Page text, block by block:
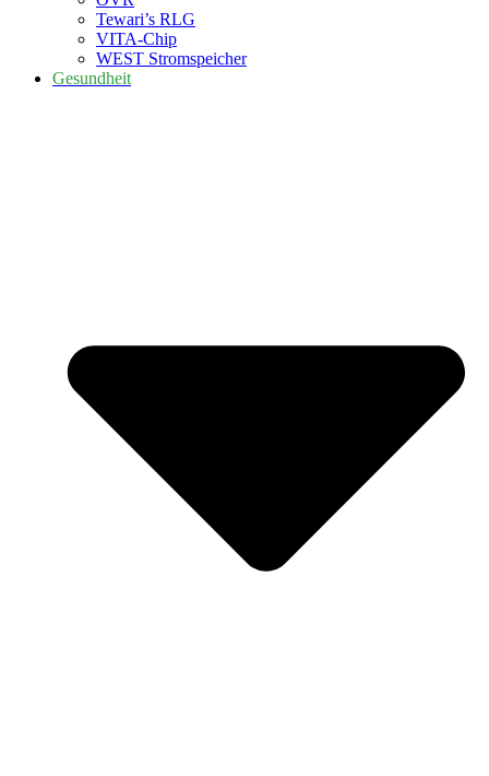
Tewari’s RLG
VITA-Chip
WEST Stromspeicher
Gesundheit